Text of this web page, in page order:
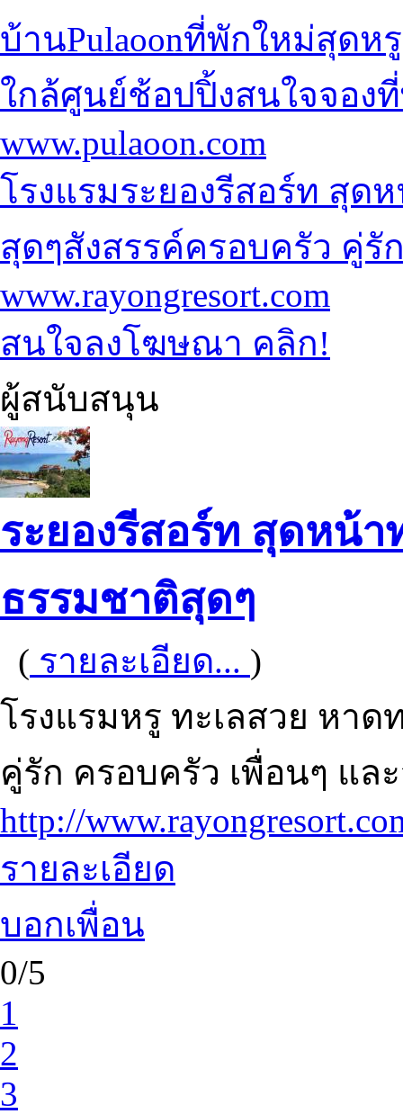
บ้านPulaoonที่พักใหม่สุดห
ใกล้ศูนย์ช้อปปิ้งสนใจจอง
www.pulaoon.com
โรงแรมระยองรีสอร์ท สุดห
สุดๆสังสรรค์ครอบครัว คู่รั
www.rayongresort.com
สนใจลงโฆษณา คลิก!
ผู้สนับสนุน
ระยองรีสอร์ท สุดหน้
ธรรมชาติสุดๆ
( รายละเอียด... )
โรงแรมหรู ทะเลสวย หา
คู่รัก ครอบครัว เพื่อนๆ แล
http://
รายละเอียด
บอกเพื่อน
0/5
1
2
3